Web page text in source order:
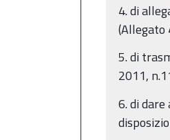
4. di
(Allegato
5. di
2011,
6. di